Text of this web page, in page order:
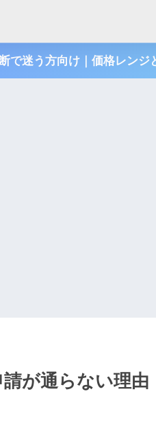
で迷う方向け｜価格レンジ
請が通らない理由